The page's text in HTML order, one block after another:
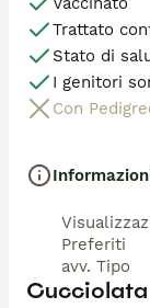
Trattato
Stato di
I genitori
Con
Preferiti
avv. Tipo
Cucciolata